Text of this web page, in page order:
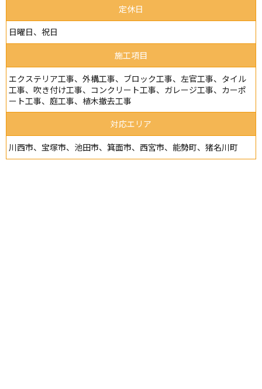
定休日
日曜日、祝日
施工項目
エクステリア工事、外構工事、ブロック工事、左官工事、タイル
工事、吹き付け工事、コンクリート工事、ガレージ工事、カーポ
ート工事、庭工事、植木撤去工事
対応エリア
川西市、宝塚市、池田市、箕面市、西宮市、能勢町、猪名川町